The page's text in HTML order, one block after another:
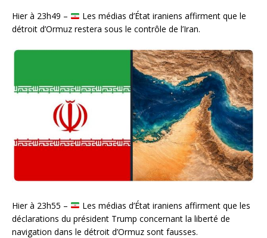
Hier à 23h49 –
Les médias d’État iraniens affirment que le
détroit d’Ormuz restera sous le contrôle de l’Iran.
Hier à 23h55 –
Les médias d’État iraniens affirment que les
déclarations du président Trump concernant la liberté de
navigation dans le détroit d’Ormuz sont fausses.